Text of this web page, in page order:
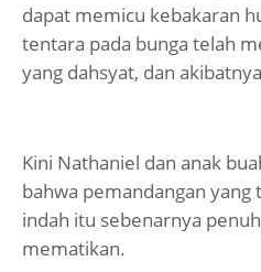
dapat memicu kebakaran
tentara pada bunga telah
yang dahsyat, dan
Kini Nathaniel dan anak
bahwa pemandangan
indah itu sebenarnya
mematikan.